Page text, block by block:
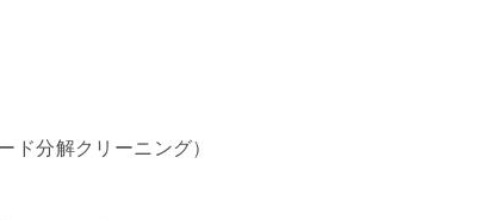
ド分解クリーニング）